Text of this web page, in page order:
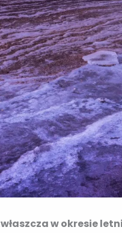
w okresie